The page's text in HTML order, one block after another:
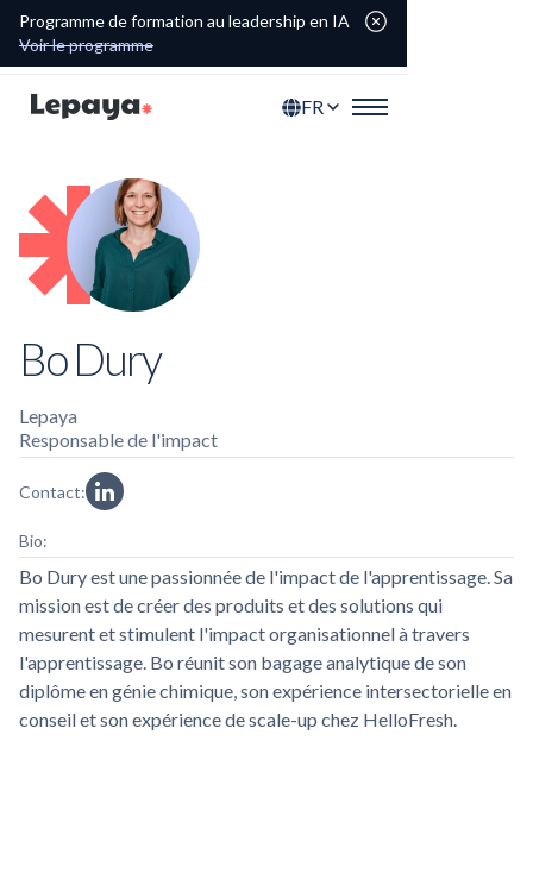
Programme de formation au leadership en IA
Voir le programme
FR
Bo Dury
Lepaya
Responsable de l'impact
Contact:
Bio:
Bo Dury est une passionnée de l'impact de l'apprentissage. Sa
mission est de créer des produits et des solutions qui
mesurent et stimulent l'impact organisationnel à travers
l'apprentissage. Bo réunit son bagage analytique de son
diplôme en génie chimique, son expérience intersectorielle en
conseil et son expérience de scale-up chez HelloFresh.